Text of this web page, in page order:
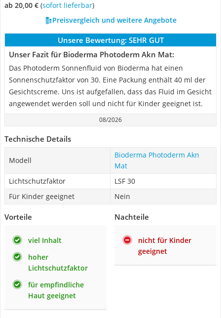
ab 20,00 € ( Sofort lieferbar)
Preisvergleich und weitere Angebote
Unsere Bewertung: SEHR GUT
Unser Fazit für Bioderma Photoderm Akn Mat:
Das Photoderm Sonnenfluid von Bioderma hat einen
Sonnenschutzfaktor von 30. Eine Packung enthält 40 ml der
Gesichtscreme. Uns ist aufgefallen, dass das Fluid im Gesicht
angewendet werden soll und nicht für Kinder geeignet ist.
08/2026
Technische Details
Modell
Bioderma Photoderm Akn
Mat
Lichtschutzfaktor
LSF 30
Für Kinder geeignet
Nein
Vorteile
viel Inhalt
hoher
Lichtschutzfaktor
für empfindliche
Haut geeignet
Nachteile
nicht für Kinder
geeignet